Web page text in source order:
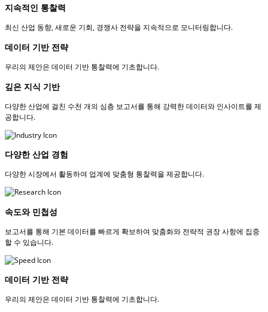
지속적인 통찰력
최신 산업 동향, 새로운 기회, 경쟁사 전략을 지속적으로 모니터링합니다.
데이터 기반 전략
우리의 제안은 데이터 기반 통찰력에 기초합니다.
깊은 지식 기반
다양한 산업에 걸친 수천 개의 심층 보고서를 통해 강력한 데이터와 인사이트를 제
공합니다.
다양한 산업 경험
다양한 시장에서 활동하여 업계에 맞춤형 통찰력을 제공합니다.
속도와 민첩성
보고서를 통해 기본 데이터를 빠르게 확보하여 맞춤화와 전략적 권장 사항에 집중
할 수 있습니다.
데이터 기반 전략
우리의 제안은 데이터 기반 통찰력에 기초합니다.